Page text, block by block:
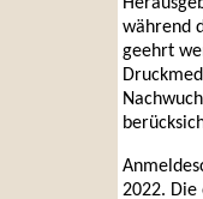
während
geehrt
2022. Die